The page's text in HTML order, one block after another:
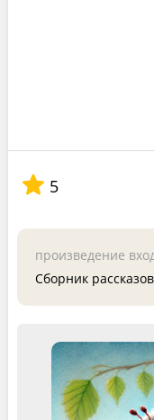
5
произведение
Сборник рассказов